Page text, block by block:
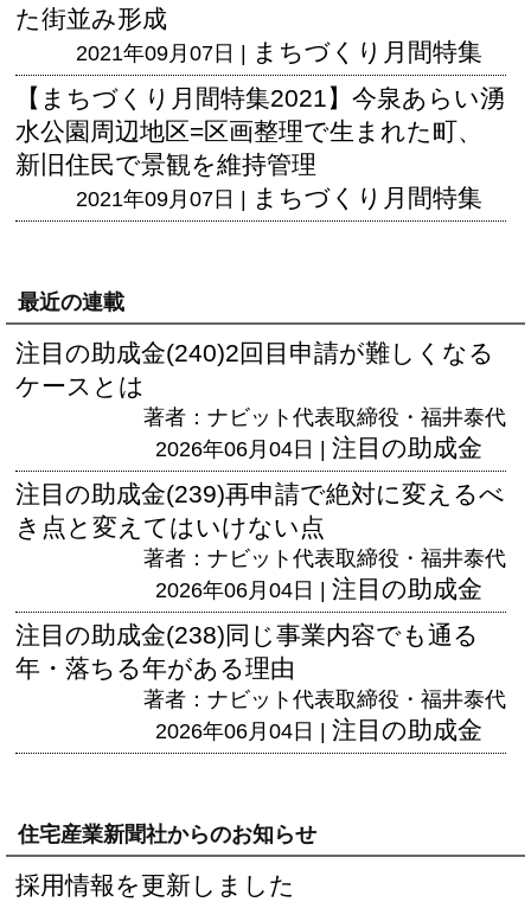
た街並み形成
2021年09月07日 | まちづくり月間特集
【まちづくり月間特集2021】今泉あらい湧
水公園周辺地区=区画整理で生まれた町、
新旧住民で景観を維持管理
2021年09月07日 | まちづくり月間特集
最近の連載
注目の助成金(240)2回目申請が難しくなる
ケースとは
著者：ナビット代表取締役・福井泰代
2026年06月04日 | 注目の助成金
注目の助成金(239)再申請で絶対に変えるべ
き点と変えてはいけない点
著者：ナビット代表取締役・福井泰代
2026年06月04日 | 注目の助成金
注目の助成金(238)同じ事業内容でも通る
年・落ちる年がある理由
著者：ナビット代表取締役・福井泰代
2026年06月04日 | 注目の助成金
住宅産業新聞社からのお知らせ
採用情報を更新しました